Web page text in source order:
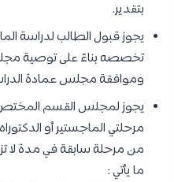
بتقدير.
يجوز قبول الطالب لدراسة
تخصصه بناءً على توصية
وموافقة مجلس عمادة
يجوز لمجلس القسم
مرحلتي الماجستير أو
ما يأتي :